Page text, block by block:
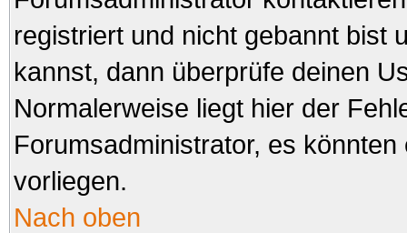
registriert und nicht gebannt bist
kannst, dann überprüfe deinen
Normalerweise liegt hier der
Forumsadministrator, es
vorliegen.
Nach oben